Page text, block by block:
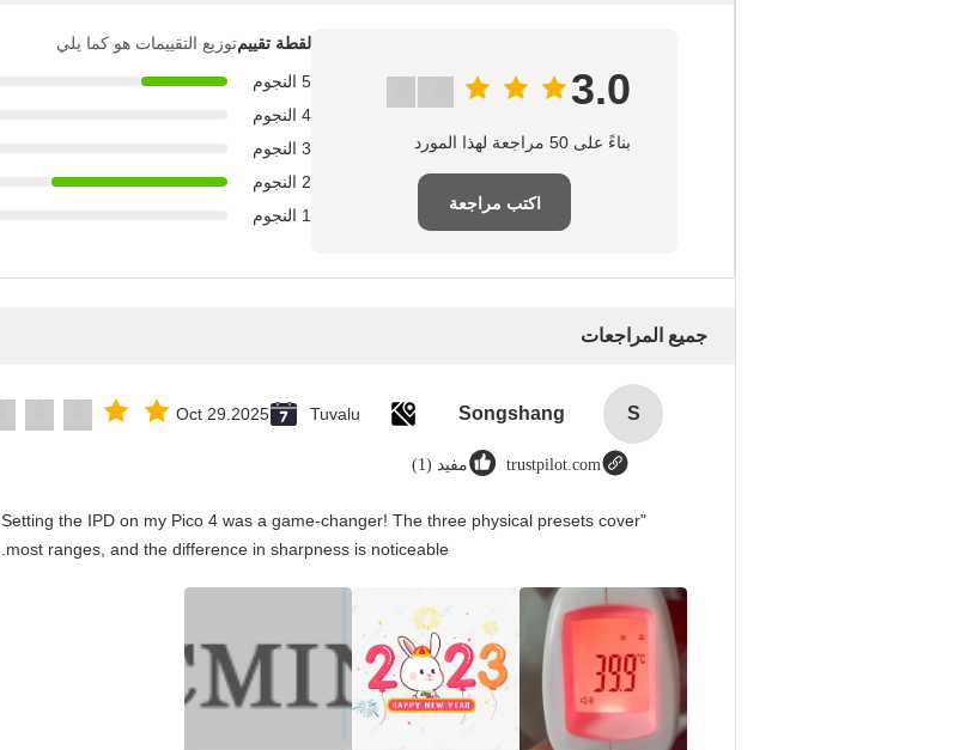
3.0
بناءً على 50 مراجعة لهذا المورد
اكتب مراجعة
لقطة تقييمتوزيع التقييمات هو كما يلي
5 النجوم
4 النجوم
3 النجوم
2 النجوم
1 النجوم
جميع المراجعات
S
Songshang
Tuvalu
Oct 29.2025
trustpilot.com مفيد (1)
"Setting the IPD on my Pico 4 was a game-changer! The three physical presets cover
most ranges, and the difference in sharpness is noticeable.